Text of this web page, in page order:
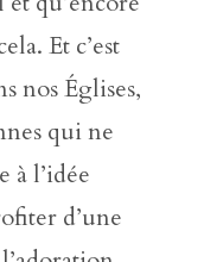
Et c’est
nos Églises,
qui ne
à l’idée
d’une